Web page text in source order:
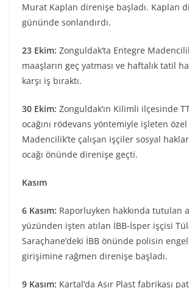
Murat Kaplan direnişe başladı. Kaplan
gününde sonlandırdı.
23 Ekim: Zonguldak’ta Entegre
maaşların geç yatması ve haftalık tatil
karşı iş bıraktı.
30 Ekim: Zonguldak’ın Kilimli ilçesinde
ocağını rödevans yöntemiyle işleten özel
Madencilik’te çalışan işçiler sosyal
ocağı önünde direnişe geçti.
Kasım
6 Kasım: Raporluyken hakkında tutulan
yüzünden işten atılan İBB-İsper işçisi
Saraçhane’deki İBB önünde polisin
girişimine rağmen direnişe başladı.
9 Kasım: Kartal’da Asır Plast fabrikası